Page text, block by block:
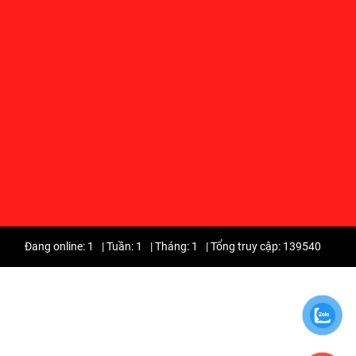
Đang online: 1 |Tuần: 1 |Tháng: 1 |Tổng truy cập: 139540